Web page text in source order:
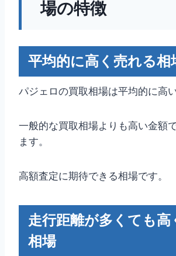
場の特徴
平均的に高く売れる相
パジェロの買取相場は平均的に高
一般的な買取相場よりも高い金額
ます。
高額査定に期待できる相場です。
走行距離が多くても高
相場